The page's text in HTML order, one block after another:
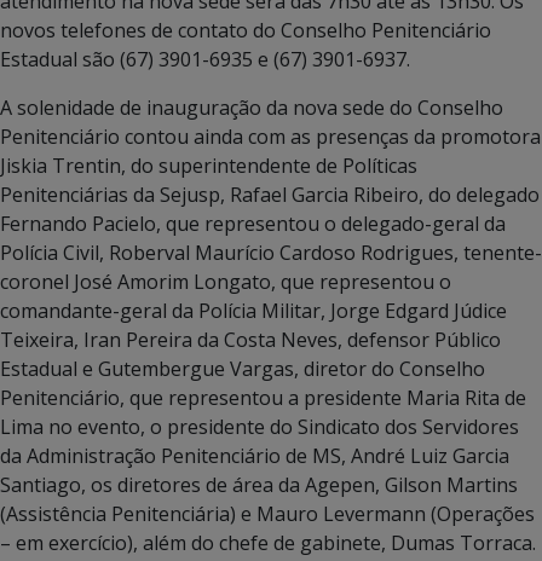
novos telefones de contato do Conselho Penitenciário
Estadual são (67) 3901-6935 e (67) 3901-6937.
A solenidade de inauguração da nova sede do Conselho
Penitenciário contou ainda com as presenças da promotora
Jiskia Trentin, do superintendente de Políticas
Penitenciárias da Sejusp, Rafael Garcia Ribeiro, do delegado
Fernando Pacielo, que representou o delegado-geral da
Polícia Civil, Roberval Maurício Cardoso Rodrigues, tenente-
coronel José Amorim Longato, que representou o
comandante-geral da Polícia Militar, Jorge Edgard Júdice
Teixeira, Iran Pereira da Costa Neves, defensor Público
Estadual e Gutembergue Vargas, diretor do Conselho
Penitenciário, que representou a presidente Maria Rita de
Lima no evento, o presidente do Sindicato dos Servidores
da Administração Penitenciário de MS, André Luiz Garcia
Santiago, os diretores de área da Agepen, Gilson Martins
(Assistência Penitenciária) e Mauro Levermann (Operações
– em exercício), além do chefe de gabinete, Dumas Torraca.